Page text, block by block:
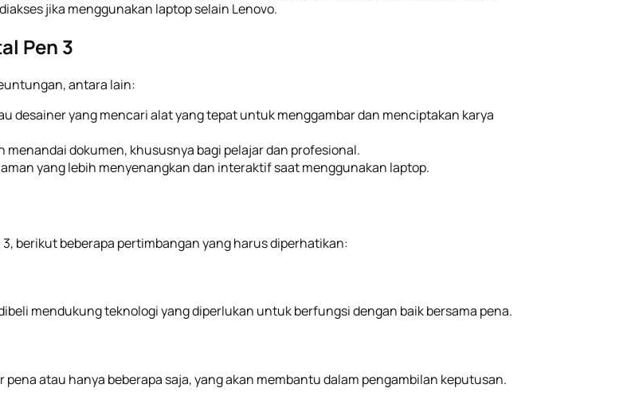
jika menggunakan laptop selain Lenovo.
Pen 3
antara lain:
desainer yang mencari alat yang tepat untuk menggambar dan menciptakan karya
dokumen, khususnya bagi pelajar dan profesional.
yang lebih menyenangkan dan interaktif saat menggunakan laptop.
berikut beberapa pertimbangan yang harus diperhatikan:
mendukung teknologi yang diperlukan untuk berfungsi dengan baik bersama pena.
atau hanya beberapa saja, yang akan membantu dalam pengambilan keputusan.